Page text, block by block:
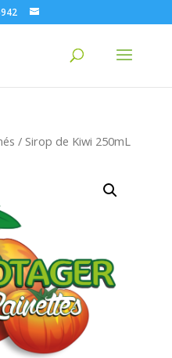
/ Sirop de Kiwi 250mL